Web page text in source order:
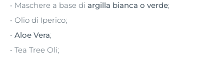
Maschere a base di argilla bianca o verde;
Olio di Iperico;
Aloe Vera;
Tea Tree Oli;